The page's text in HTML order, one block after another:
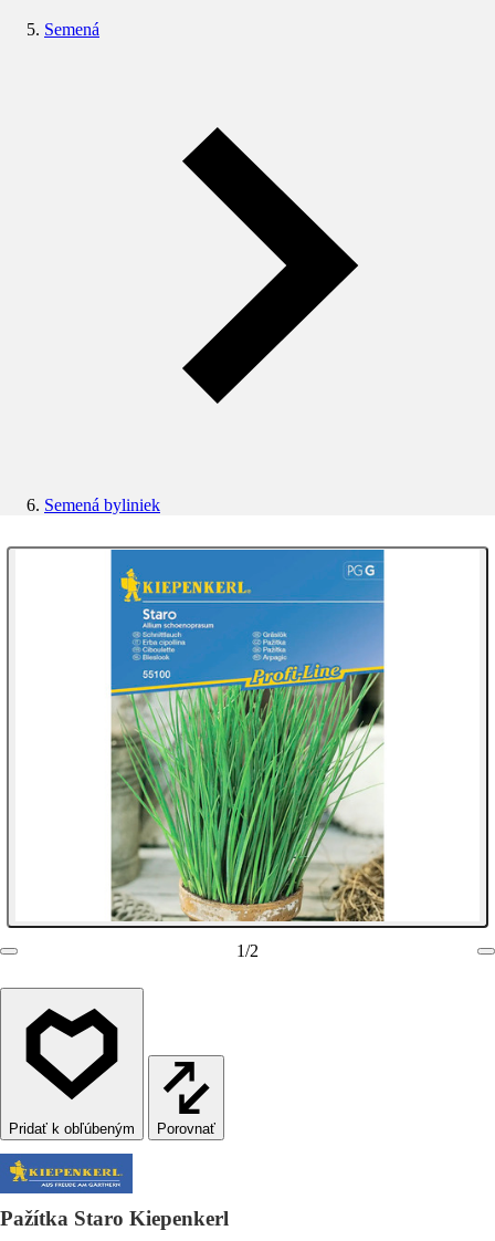
Semená
Semená byliniek
1/2
Porovnať
Pažítka Staro Kiepenkerl